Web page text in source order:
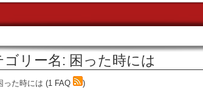
ゴリー名: 困った時には
った時には (1 FAQ )
VPS ハウジング 取得サービス